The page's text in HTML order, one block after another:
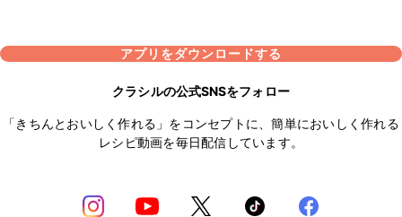
アプリをダウンロードする
クラシルの公式SNSをフォロー
「きちんとおいしく作れる」をコンセプトに、簡単においしく作れる
レシピ動画を毎日配信しています。